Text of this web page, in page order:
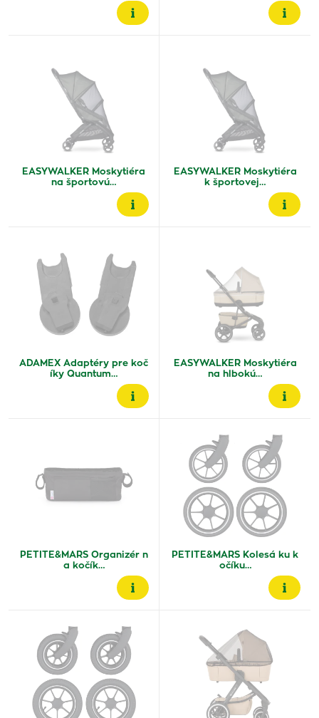
EASYWALKER Moskytiéra
na športovú…
EASYWALKER Moskytiéra
k športovej…
ADAMEX Adaptéry pre koč
íky Quantum…
EASYWALKER Moskytiéra
na hlbokú…
PETITE&MARS Organizér n
a kočík…
PETITE&MARS Kolesá ku k
očíku…